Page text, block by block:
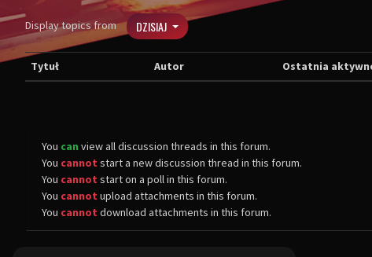
Display topics from DZISIAJ
Tytuł Autor Ostatnia
You can view all discussion threads in this forum.
You cannot start a new discussion thread in this forum.
You cannot start on a poll in this forum.
You cannot upload attachments in this forum.
You cannot download attachments in this forum.